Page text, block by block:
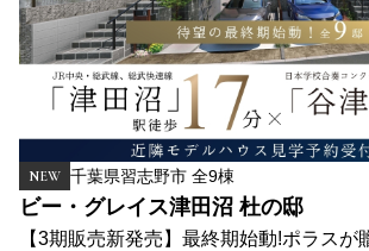
NEW 千葉県習志野市 全9棟
ビー・グレイス津田沼 杜の邸
【3期販売新発売】最終期始動!ポラスが